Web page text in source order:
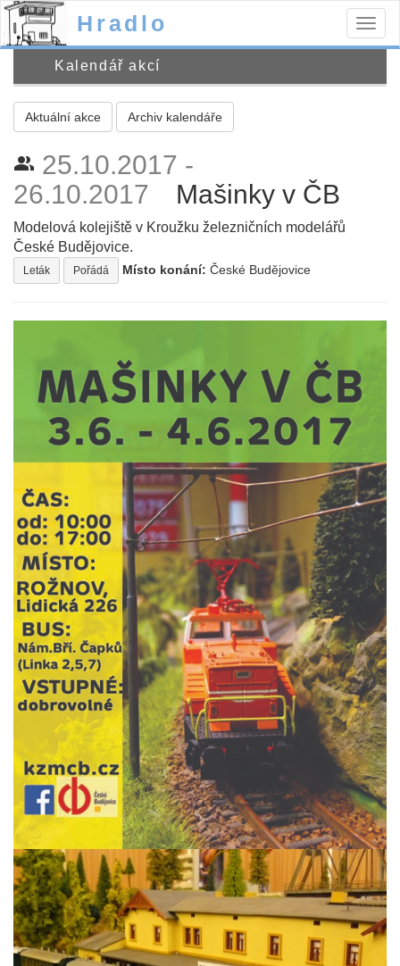
Hradlo
Kalendář akcí
Aktuální akce Archiv kalendáře
people_alt 25.10.2017 -
26.10.2017
Mašinky v ČB
Modelová kolejiště v Kroužku železničních modelářů
České Budějovice.
Leták Pořádá Místo konání: České Budějovice